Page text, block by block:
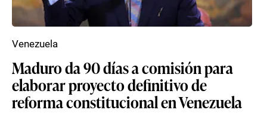
Maduro da 90 días a comisión para
elaborar proyecto definitivo de
reforma constitucional en Venezuela
Venezuela